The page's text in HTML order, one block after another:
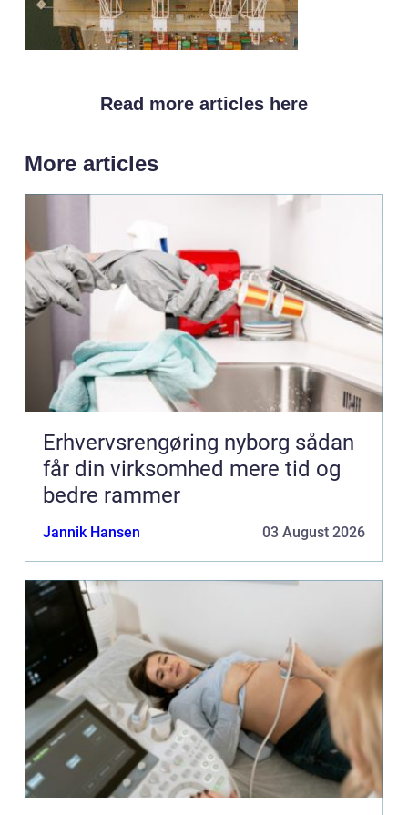
Read more articles here
More articles
Erhvervsrengøring nyborg sådan
får din virksomhed mere tid og
bedre rammer
Jannik Hansen 03 August 2026